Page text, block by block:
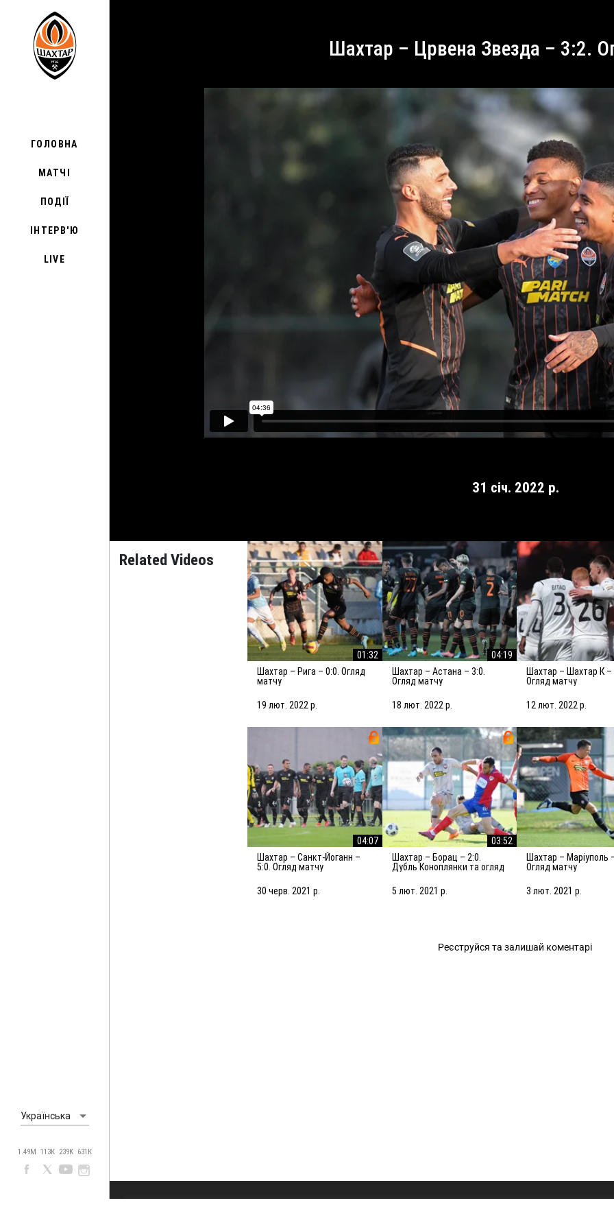
ГОЛОВНА
МАТЧІ
ПОДІЇ
ІНТЕРВ'Ю
LIVE
Українська
1.49M 113K 239K 631K
Шахтар – Црвена Звезда – 3:2.
31 січ. 2022 р.
Related Videos
01:32
Шахтар – Рига – 0:0. Огляд
матчу
19 лют. 2022 р.
04:19
Шахтар – Астана – 3:0.
Огляд матчу
18 лют. 2022 р.
Шахтар – Шахтар К – 2:1.
Огляд матчу
12 лют. 2022 р.
04:07
Шахтар – Санкт-Йоганн –
5:0. Огляд матчу
30 черв. 2021 р.
03:52
Шахтар – Борац – 2:0.
Дубль Коноплянки та огляд
5 лют. 2021 р.
Шахтар – Маріуполь – 2:2.
Огляд матчу
3 лют. 2021 р.